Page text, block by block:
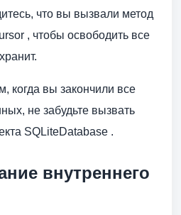
что вы вызвали метод
, чтобы освободить все
когда вы закончили все
не забудьте вызвать
SQLiteDatabase .
внутреннего